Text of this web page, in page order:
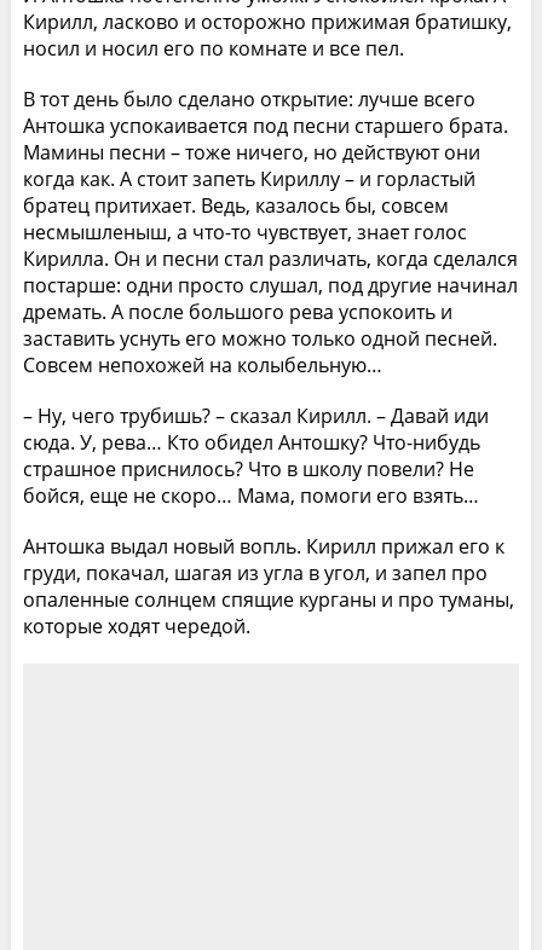
Кирилл, ласково и осторожно прижимая братишку,
носил и носил его по комнате и все пел.
В тот день было сделано открытие: лучше всего
Антошка успокаивается под песни старшего брата.
Мамины песни – тоже ничего, но действуют они
когда как. А стоит запеть Кириллу – и горластый
братец притихает. Ведь, казалось бы, совсем
несмышленыш, а что-то чувствует, знает голос
Кирилла. Он и песни стал различать, когда сделался
постарше: одни просто слушал, под другие начинал
дремать. А после большого рева успокоить и
заставить уснуть его можно только одной песней.
Совсем непохожей на колыбельную…
– Ну, чего трубишь? – сказал Кирилл. – Давай иди
сюда. У, рева… Кто обидел Антошку? Что-нибудь
страшное приснилось? Что в школу повели? Не
бойся, еще не скоро… Мама, помоги его взять…
Антошка выдал новый вопль. Кирилл прижал его к
груди, покачал, шагая из угла в угол, и запел про
опаленные солнцем спящие курганы и про туманы,
которые ходят чередой.